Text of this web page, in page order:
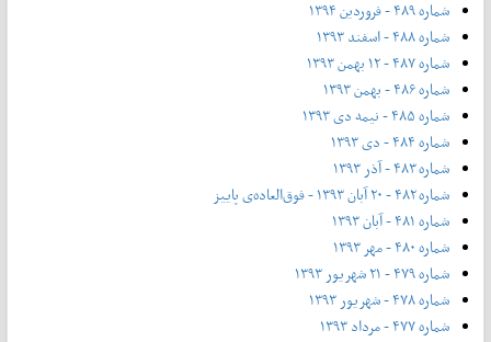
شماره ۴۸۹ - فروردین ۱۳۹۴
شماره ۴۸۸ - اسفند ۱۳۹۳
شماره ۴۸۷ - ۱۲ بهمن ۱۳۹۳
شماره ۴۸۶ - بهمن ۱۳۹۳
شماره ۴۸۵ - نیمه دی ۱۳۹۳
شماره ۴۸۴ - دی ۱۳۹۳
شماره ۴۸۳ - آذر ۱۳۹۳
شماره ۴۸۲ - ۲۰ آبان ۱۳۹۳ - فوق‌العاده‌ی پاییز
شماره ۴۸۱ - آبان ۱۳۹۳
شماره ۴۸۰ - مهر ۱۳۹۳
شماره ۴۷۹ - ۲۱ شهریور ۱۳۹۳
شماره ۴۷۸ - شهریور ۱۳۹۳
شماره ۴۷۷ - مرداد ۱۳۹۳